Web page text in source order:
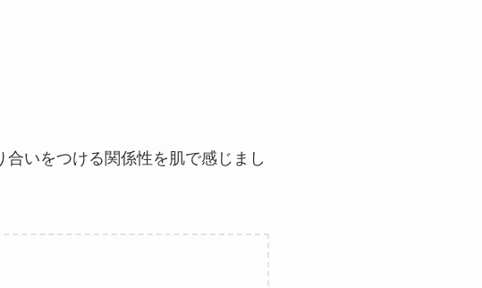
いをつける関係性を肌で感じまし